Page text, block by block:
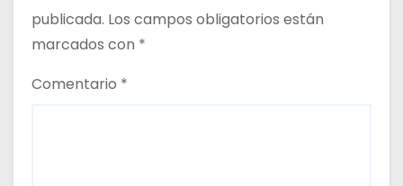
publicada. Los campos obligatorios están
marcados con *
Comentario *